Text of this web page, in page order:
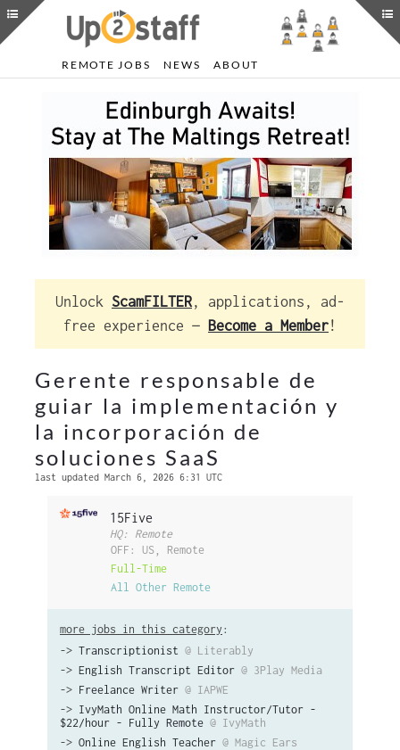
REMOTE JOBS NEWS ABOUT
Unlock ScamFILTER, applications, ad-
free experience — Become a Member!
Gerente responsable de
guiar la implementación y
la incorporación de
soluciones SaaS
last updated March 6, 2026 6:31 UTC
15Five
HQ: Remote
OFF: US, Remote
Full-Time
All Other Remote
more jobs in this category :
-> Transcriptionist @ Literably
-> English Transcript Editor @ 3Play Media
-> Freelance Writer @ IAPWE
-> IvyMath Online Math Instructor/Tutor -
$22/hour - Fully Remote @ IvyMath
-> Online English Teacher @ Magic Ears